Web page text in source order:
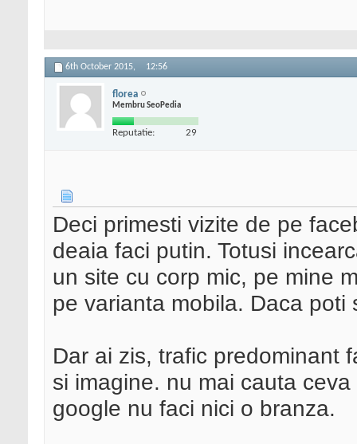
6th October 2015, 12:56
florea
Membru SeoPedia
Reputatie: 29
Deci primesti vizite de pe
deaia faci putin. Totusi
un site cu corp mic, pe mine
pe varianta mobila. Daca poti
Dar ai zis, trafic predominant
si imagine. nu mai cauta
google nu faci nici o branza.